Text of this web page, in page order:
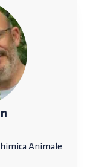
Animale